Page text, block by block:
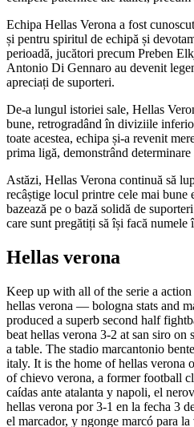
Echipa Hellas Verona a fost
și pentru spiritul de echipă și
perioadă, jucători precum Preben
Antonio Di Gennaro au devenit
apreciați de suporteri.
De-a lungul istoriei sale, Hellas
bune, retrogradând în diviziile
toate acestea, echipa și-a revenit
prima ligă, demonstrând determinare
Astăzi, Hellas Verona continuă să
recâștige locul printre cele mai bune
bazează pe o bază solidă de
care sunt pregătiți să își facă
Hellas verona
Keep up with all of the serie a
hellas verona — bologna stats and
produced a superb second half
beat hellas verona 3-2 at san siro on
a table. The stadio marcantonio
italy. It is the home of hellas verona
of chievo verona, a former football
caídas ante atalanta y napoli, el
hellas verona por 3-1 en la fecha 3
el marcador, y ngonge marcó para